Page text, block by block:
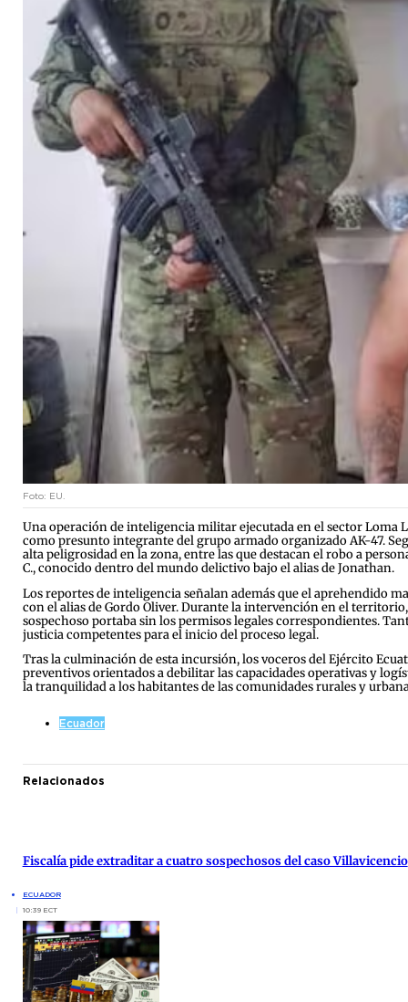
Foto: EU.
Una operación de inteligencia militar ejecutada en el sector Loma
como presunto integrante del grupo armado organizado AK-47.
alta peligrosidad en la zona, entre las que destacan el robo a
C., conocido dentro del mundo delictivo bajo el alias de Jonathan.
Los reportes de inteligencia señalan además que el aprehendido
con el alias de Gordo Oliver. Durante la intervención en el
sospechoso portaba sin los permisos legales correspondientes.
justicia competentes para el inicio del proceso legal.
Tras la culminación de esta incursión, los voceros del Ejército
preventivos orientados a debilitar las capacidades operativas y
la tranquilidad a los habitantes de las comunidades rurales y
Ecuador
Relacionados
Fiscalía pide extraditar a cuatro sospechosos del caso Villavicencio
ECUADOR
10:39 ECT